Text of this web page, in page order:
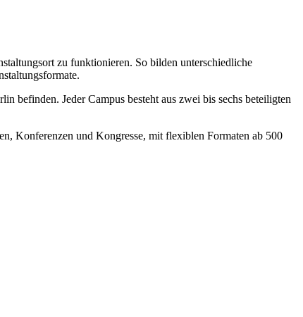
zu funktionieren. So bilden unterschiedliche
befinden. Jeder Campus besteht aus zwei bis sechs beteiligten
Konferenzen und Kongresse, mit flexiblen Formaten ab 500